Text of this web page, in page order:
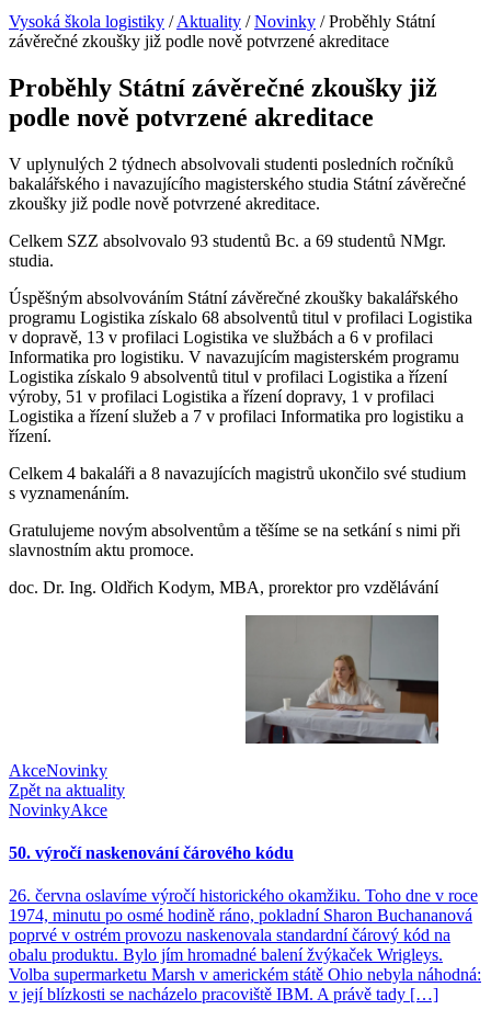
Vysoká škola logistiky /Aktuality /Novinky /Proběhly Státní
závěrečné zkoušky již podle nově potvrzené akreditace
Proběhly Státní závěrečné zkoušky již
podle nově potvrzené akreditace
V uplynulých 2 týdnech absolvovali studenti posledních ročníků
bakalářského i navazujícího magisterského studia Státní závěrečné
zkoušky již podle nově potvrzené akreditace.
Celkem SZZ absolvovalo 93 studentů Bc. a 69 studentů NMgr.
studia.
Úspěšným absolvováním Státní závěrečné zkoušky bakalářského
programu Logistika získalo 68 absolventů titul v profilaci Logistika
v dopravě, 13 v profilaci Logistika ve službách a 6 v profilaci
Informatika pro logistiku. V navazujícím magisterském programu
Logistika získalo 9 absolventů titul v profilaci Logistika a řízení
výroby, 51 v profilaci Logistika a řízení dopravy, 1 v profilaci
Logistika a řízení služeb a 7 v profilaci Informatika pro logistiku a
řízení.
Celkem 4 bakaláři a 8 navazujících magistrů ukončilo své studium
s vyznamenáním.
Gratulujeme novým absolventům a těšíme se na setkání s nimi při
slavnostním aktu promoce.
doc. Dr. Ing. Oldřich Kodym, MBA, prorektor pro vzdělávání
AkceNovinky
Zpět na aktuality
NovinkyAkce
50. výročí naskenování čárového kódu
26. června oslavíme výročí historického okamžiku. Toho dne v roce
1974, minutu po osmé hodině ráno, pokladní Sharon Buchananová
poprvé v ostrém provozu naskenovala standardní čárový kód na
obalu produktu. Bylo jím hromadné balení žvýkaček Wrigleys.
Volba supermarketu Marsh v americkém státě Ohio nebyla náhodná:
v její blízkosti se nacházelo pracoviště IBM. A právě tady […]